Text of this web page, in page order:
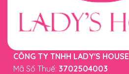
CÔNG TY TNHH LADY'S HOUSE
Mã Số Thuế: 3702504003